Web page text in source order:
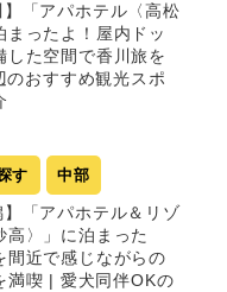
】「アパホテル〈高松
まったよ！屋内ドッ
した空間で香川旅を
のおすすめ観光スポ
す 中部
】「アパホテル＆リゾ
高〉」に泊まった
間近で感じながらの
満喫 | 愛犬同伴OKの